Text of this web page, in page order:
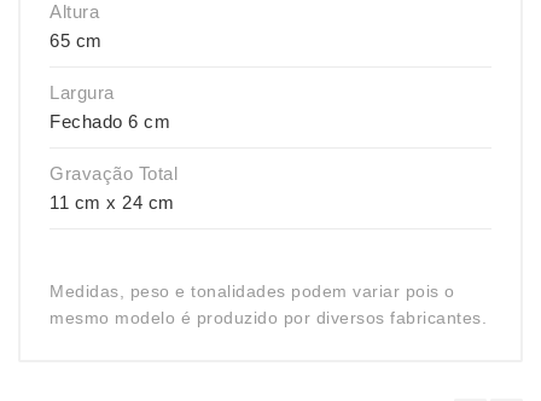
Altura
65 cm
Largura
Fechado 6 cm
Gravação Total
11 cm x 24 cm
Medidas, peso e tonalidades podem variar pois o
mesmo modelo é produzido por diversos fabricantes.